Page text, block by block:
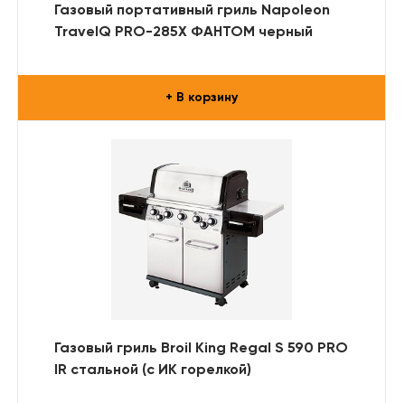
Газовый портативный гриль Napoleon
TravelQ PRO-285X ФАНТОМ черный
+ В корзину
Газовый гриль Broil King Regal S 590 PRO
IR стальной (с ИК горелкой)